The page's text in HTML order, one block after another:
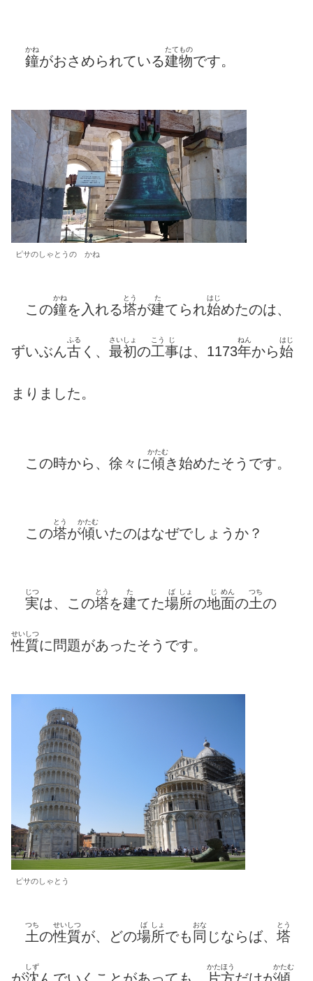
鐘
かね
がおさめられている建物
たてもの
です。
ピサのしゃとうの かね
この鐘
かね
を入れる塔
とう
が建
た
てられ始
はじ
めたのは、
ずいぶん古
ふる
く、 最初
さいしょ
の工
こう
事
じ
は、1173年
ねん
から始
はじ
まりました。
この時から、徐々に傾
かたむ
き始めたそうです。
この塔
とう
が傾
かたむ
いたのはなぜでしょうか？
実
じつ
は、この塔
とう
を建
た
てた場
ば
所
しょ
の地
じ
面
めん
の土
つち
の
性質
せいしつ
に問題があったそうです。
ピサのしゃとう
土
つち
の性質
せいしつ
が、どの場
ば
所
しょ
でも 同
おな
じならば、 塔
とう
しず かたほう かたむ